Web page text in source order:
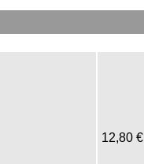
12,80 €